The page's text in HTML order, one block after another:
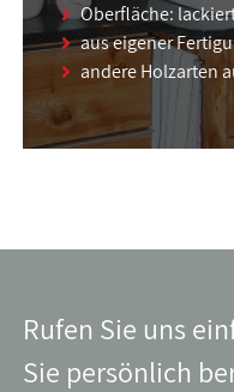
Oberfläche:
aus eigener
andere Holzarten
Rufen Sie uns
Sie persönlich